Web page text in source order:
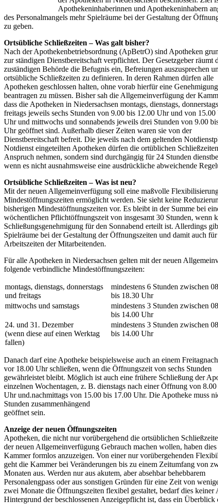
Apothekeninhaberinnen und Apothekeninhabern
des Personalmangels mehr Spielräume bei der Gestaltung der
zu geben.
Ortsübliche Schließzeiten – Was galt bisher?
Nach der Apothekenbetriebsordnung (ApBetrO) sind Apotheken
zur ständigen Dienstbereitschaft verpflichtet. Der Gesetzgeber räumt
zuständigen Behörde die Befugnis ein, Befreiungen auszusprechen
ortsübliche Schließzeiten zu definieren. In deren Rahmen dürfen alle
Apotheken geschlossen halten, ohne vorab hierfür eine Genehmigung
beantragen zu müssen. Bisher sah die Allgemeinverfügung der
dass die Apotheken in Niedersachsen montags, dienstags,
freitags jeweils sechs Stunden von 9.00 bis 12.00 Uhr und von 15.00
Uhr und mittwochs und sonnabends jeweils drei Stunden von 9.00
Uhr geöffnet sind. Außerhalb dieser Zeiten waren sie von der
Dienstbereitschaft befreit. Die jeweils nach dem geltenden
Notdienst eingeteilten Apotheken dürfen die ortüblichen
Anspruch nehmen, sondern sind durchgängig für 24 Stunden
wenn es nicht ausnahmsweise eine ausdrückliche abweichende
Ortsübliche Schließzeiten – Was ist neu?
Mit der neuen Allgemeinverfügung soll eine maßvolle
Mindestöffnungszeiten ermöglicht werden. Sie sieht keine
bisherigen Mindestöffnungszeiten vor. Es bleibt in der Summe bei
wöchentlichen Pflichtöffnungszeit von insgesamt 30 Stunden, wenn
Schließungsgenehmigung für den Sonnabend erteilt ist. Allerdings
Spielräume bei der Gestaltung der Öffnungszeiten und damit auch
Arbeitszeiten der Mitarbeitenden.
Für alle Apotheken in Niedersachsen gelten mit der neuen
folgende verbindliche Mindestöffnungszeiten:
montags, dienstags, donnerstags
und freitags
mindestens 6 Stunden zwischen
bis 18.30 Uhr
mittwochs und samstags
mindestens 3 Stunden zwischen
bis 14.00 Uhr
24. und 31. Dezember
(wenn diese auf einen Werktag
fallen)
mindestens 3 Stunden zwischen
bis 14.00 Uhr
Danach darf eine Apotheke beispielsweise auch an einem
vor 18.00 Uhr schließen, wenn die Öffnungszeit von sechs Stunden
gewährleistet bleibt. Möglich ist auch eine frühere Schließung der
einzelnen Wochentagen, z. B. dienstags nach einer Öffnung von
Uhr und.nachmittags von 15.00 bis 17.00 Uhr. Die Apotheke muss
Stunden zusammenhängend
geöffnet sein.
Anzeige der neuen Öffnungszeiten
Apotheken, die nicht nur vorübergehend die ortsüblichen
der neuen Allgemeinverfügung Gebrauch machen wollen, haben dies
Kammer formlos anzuzeigen. Von einer nur vorübergehenden
geht die Kammer bei Veränderungen bis zu einem Zeitumfang von
Monaten aus. Werden nur aus akutem, aber absehbar behebbarem
Personalengpass oder aus sonstigen Gründen für eine Zeit von
zwei Monate die Öffnungszeiten flexibel gestaltet, bedarf dies keiner
Hintergrund der beschlossenen Anzeigepflicht ist, dass ein Überblick